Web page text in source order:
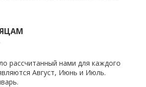
рассчитанный нами для каждого
Август, Июнь и Июль.